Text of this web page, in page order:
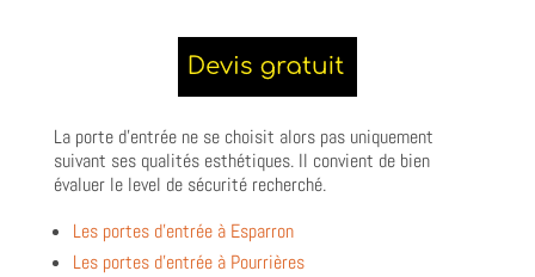
La porte d’entrée ne se choisit alors pas uniquement
suivant ses qualités esthétiques. Il convient de bien
évaluer le level de sécurité recherché.
Les portes d’entrée à Esparron
Les portes d’entrée à Pourrières